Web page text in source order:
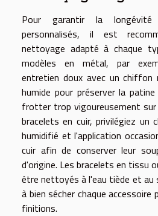
Pour garantir la
personnalisés, il est
nettoyage adapté à chaque
modèles en métal, par
entretien doux avec un chiffon
humide pour préserver la
frotter trop vigoureusement sur
bracelets en cuir, privilégiez un
humidifié et l'application
cuir afin de conserver leur
d'origine. Les bracelets en tissu
être nettoyés à l'eau tiède et au
à bien sécher chaque accessoire
finitions.